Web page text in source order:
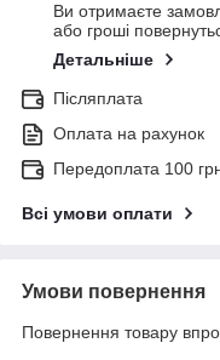
Ви отримаєте
або гроші
Детальніше
Післяплата
Оплата на рахунок
Передоплата 100
Всі умови оплати
Умови повернення
Повернення товару